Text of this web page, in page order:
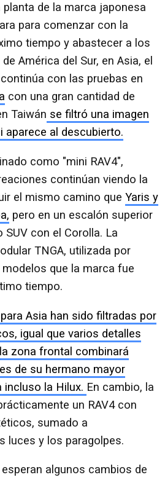
de la marca japonesa
para comenzar con la
tiempo y abastecer a los
América del Sur, en Asia, el
con las pruebas en
con una gran cantidad de
Taiwán se filtró una imagen
aparece al descubierto.
como "mini RAV4",
continúan viendo la
el mismo camino que Yaris y
pero en un escalón superior
con el Corolla. La
TNGA, utilizada por
que la marca fue
tiempo.
Asia han sido filtradas por
igual que varios detalles
la zona frontal combinará
de su hermano mayor
incluso la Hilux. En cambio, la
un RAV4 con
sumado a
luces y los paragolpes.
algunos cambios de